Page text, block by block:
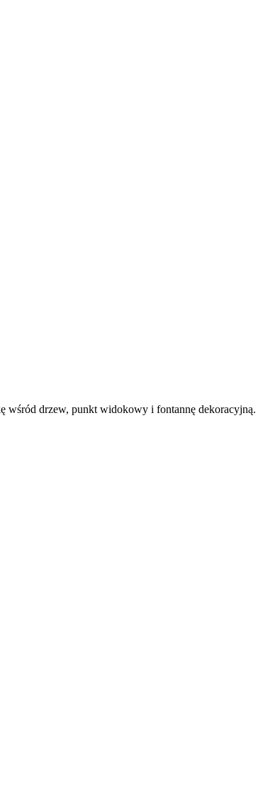
wśród drzew, punkt widokowy i fontannę